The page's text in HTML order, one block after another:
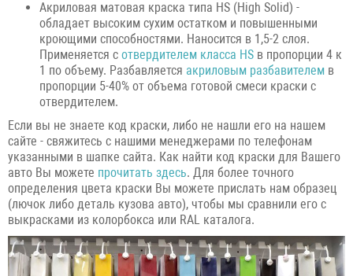
Акриловая матовая краска типа HS (High Solid) -
обладает высоким сухим остатком и повышенными
кроющими способностями. Наносится в 1,5-2 слоя.
Применяется с отвердителем класса HS в пропорции 4 к
1 по объему. Разбавляется акриловым разбавителем в
пропорции 5-40% от объема готовой смеси краски с
отвердителем.
Если вы не знаете код краски, либо не нашли его на нашем
сайте - свяжитесь с нашими менеджерами по телефонам
указанными в шапке сайта. Как найти код краски для Вашего
авто Вы можете прочитать здесь. Для более точного
определения цвета краски Вы можете прислать нам образец
(лючок либо деталь кузова авто), чтобы мы сравнили его с
выкрасками из колорбокса или RAL каталога.